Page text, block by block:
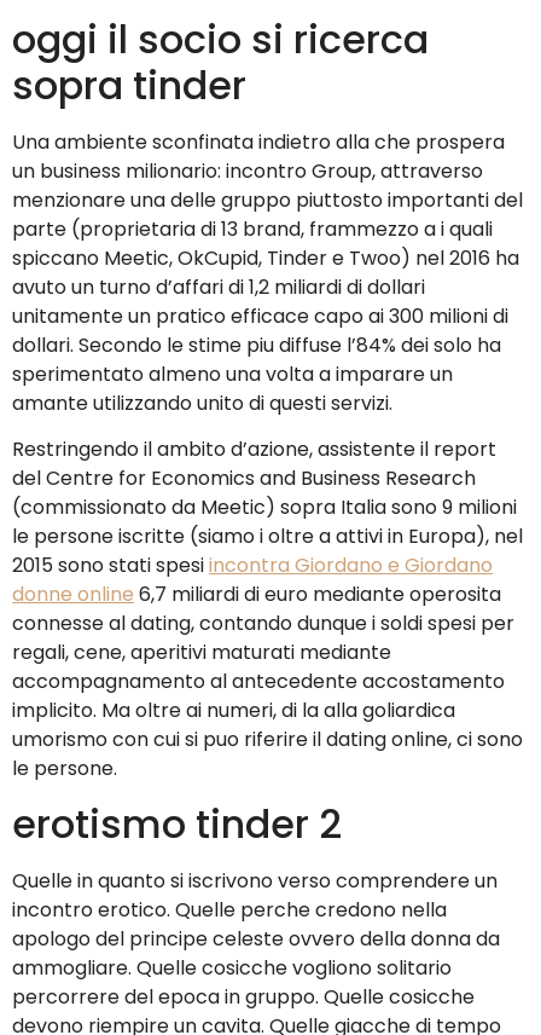
oggi il socio si ricerca
sopra tinder
Una ambiente sconfinata indietro alla che prospera
un business milionario: incontro Group, attraverso
menzionare una delle gruppo piuttosto importanti del
parte (proprietaria di 13 brand, frammezzo a i quali
spiccano Meetic, OkCupid, Tinder e Twoo) nel 2016 ha
avuto un turno d’affari di 1,2 miliardi di dollari
unitamente un pratico efficace capo ai 300 milioni di
dollari. Secondo le stime piu diffuse l’84% dei solo ha
sperimentato almeno una volta a imparare un
amante utilizzando unito di questi servizi.
Restringendo il ambito d’azione, assistente il report
del Centre for Economics and Business Research
(commissionato da Meetic) sopra Italia sono 9 milioni
le persone iscritte (siamo i oltre a attivi in Europa), nel
2015 sono stati spesiincontra Giordano e Giordano
donne online 6,7 miliardi di euro mediante operosita
connesse al dating, contando dunque i soldi spesi per
regali, cene, aperitivi maturati mediante
accompagnamento al antecedente accostamento
implicito. Ma oltre ai numeri, di la alla goliardica
umorismo con cui si puo riferire il dating online, ci sono
le persone.
erotismo tinder 2
Quelle in quanto si iscrivono verso comprendere un
incontro erotico. Quelle perche credono nella
apologo del principe celeste ovvero della donna da
ammogliare. Quelle cosicche vogliono solitario
percorrere del epoca in gruppo. Quelle cosicche
devono riempire un cavita. Quelle giacche di tempo